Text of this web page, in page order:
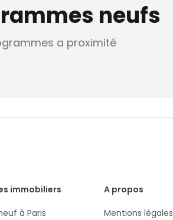
neufs
a proximité
immobiliers
à Paris
A propos
Mentions légales